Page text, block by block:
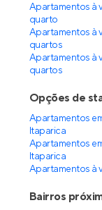
Apartamentos à
quarto
Apartamentos à
quartos
Apartamentos à
quartos
Opções de
Apartamentos
Itaparica
Apartamentos
Itaparica
Apartamentos à
Bairros